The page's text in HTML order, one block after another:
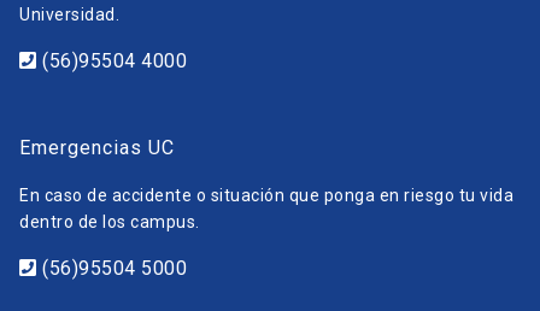
Universidad.
(56)95504 4000
Emergencias UC
En caso de accidente o situación que ponga en riesgo tu vida
dentro de los campus.
(56)95504 5000